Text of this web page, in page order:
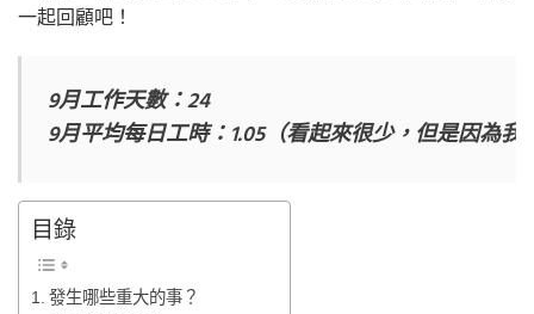
一起回顧吧！
9月工作天數：24
9月平均每日工時：1.05（看起來很少，但是因為
目錄
發生哪些重大的事？